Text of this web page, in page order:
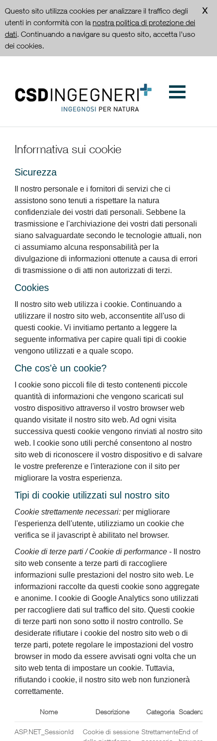
Questo sito utilizza cookies per analizzare il traffico degli
utenti in conformità con la nostra politica di protezione dei
dati. Continuando a navigare su questo sito, accetta l'uso
dei cookies.
Informativa sui cookie
Sicurezza
Il nostro personale e i fornitori di servizi che ci
assistono sono tenuti a rispettare la natura
confidenziale dei vostri dati personali. Sebbene la
trasmissione e l'archiviazione dei vostri dati personali
siano salvaguardate secondo le tecnologie attuali, non
ci assumiamo alcuna responsabilità per la
divulgazione di informazioni ottenute a causa di errori
di trasmissione o di atti non autorizzati di terzi.
Cookies
Il nostro sito web utilizza i cookie. Continuando a
utilizzare il nostro sito web, acconsentite all'uso di
questi cookie. Vi invitiamo pertanto a leggere la
seguente informativa per capire quali tipi di cookie
vengono utilizzati e a quale scopo.
Che cos'è un cookie?
I cookie sono piccoli file di testo contenenti piccole
quantità di informazioni che vengono scaricati sul
vostro dispositivo attraverso il vostro browser web
quando visitate il nostro sito web. Ad ogni visita
successiva questi cookie vengono rinviati al nostro sito
web. I cookie sono utili perché consentono al nostro
sito web di riconoscere il vostro dispositivo e di salvare
le vostre preferenze e l'interazione con il sito per
migliorare la vostra esperienza.
Tipi di cookie utilizzati sul nostro sito
Cookie strettamente necessari: per migliorare
l'esperienza dell'utente, utilizziamo un cookie che
verifica se il javascript è abilitato nel browser.
Cookie di terze parti / Cookie di performance - Il nostro
sito web consente a terze parti di raccogliere
informazioni sulle prestazioni del nostro sito web. Le
informazioni raccolte da questi cookie sono aggregate
e anonime. I cookie di Google Analytics sono utilizzati
per raccogliere dati sul traffico del sito. Questi cookie
di terze parti non sono sotto il nostro controllo. Se
desiderate rifiutare i cookie del nostro sito web o di
terze parti, potete regolare le impostazioni del vostro
browser in modo da essere avvisati ogni volta che un
sito web tenta di impostare un cookie. Tuttavia,
rifiutando i cookie, il nostro sito web non funzionerà
correttamente.
Nome Descrizione Categoria Scadenza
ASP.NET_SessionId
Cookie di sessione StrettamenteEnd of